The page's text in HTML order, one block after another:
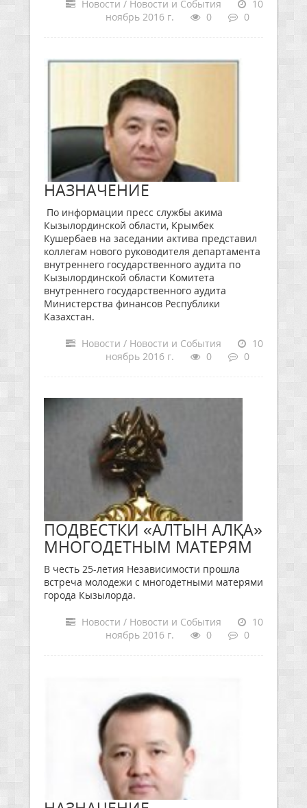
Новости / Новости и События
10
ноябрь 2016 г.
0 0
НАЗНАЧЕНИЕ
По информации пресс службы акима
Кызылординской области, Крымбек
Кушербаев на заседании актива представил
коллегам нового руководителя департамента
внутреннего государственного аудита по
Кызылординской области Комитета
внутреннего государственного аудита
Министерства финансов Республики
Казахстан.
Новости / Новости и События
10
ноябрь 2016 г.
0 0
ПОДВЕСТКИ «АЛТЫН АЛҚА»
МНОГОДЕТНЫМ МАТЕРЯМ
В честь 25-летия Независимости прошла
встреча молодежи с многодетными матерями
города Кызылорда.
Новости / Новости и События
10
ноябрь 2016 г.
0 0